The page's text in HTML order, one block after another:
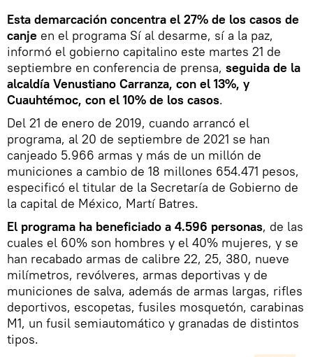
Esta demarcación concentra el 27% de los casos de
canje en el programa Sí al desarme, sí a la paz,
informó el gobierno capitalino este martes 21 de
septiembre en conferencia de prensa, seguida de la
alcaldía Venustiano Carranza, con el 13%, y
Cuauhtémoc, con el 10% de los casos.
Del 21 de enero de 2019, cuando arrancó el
programa, al 20 de septiembre de 2021 se han
canjeado 5.966 armas y más de un millón de
municiones a cambio de 18 millones 654.471 pesos,
especificó el titular de la Secretaría de Gobierno de
la capital de México, Martí Batres.
El programa ha beneficiado a 4.596 personas, de las
cuales el 60% son hombres y el 40% mujeres, y se
han recabado armas de calibre 22, 25, 380, nueve
milímetros, revólveres, armas deportivas y de
municiones de salva, además de armas largas, rifles
deportivos, escopetas, fusiles mosquetón, carabinas
M1, un fusil semiautomático y granadas de distintos
tipos.